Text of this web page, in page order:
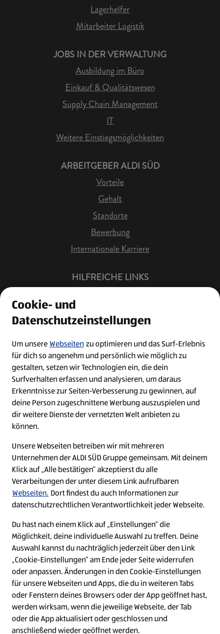
Lagerhelfer
Mitarbeiter Logistik
JOBS IN DER VERWALTUNG
Ausbildung im Büro
Einkauf & Qualitätswesen
Supply Chain Management
IT
Weitere Einstiegsmöglichkeiten
ARBEITGEBER ALDI SÜD
Vorteile
Gehalt
Standorte
Bewerbung
Internationale Karriere
HILFREICHE LINKS
Job Benachrichtigung
Bewerberkonto
Leichte Sprache
Kontakt
W
i
r
d
a
u
f
W
i
r
d
a
u
f
W
i
r
d
a
u
f
W
i
r
d
a
Cookie - Liste
Datenschutz
Cookie- und
Datenschutzeinstellungen
Um unsereWebseitenzu optimieren und das Surf-Erlebnis
für dich so angenehm und persönlich wie möglich zu
gestalten, setzen wir Technologien ein, die dein
Surfverhalten erfassen und analysieren, um daraus
Erkenntnisse zur Seiten-Verbesserung zu gewinnen, auf
deine Person zugeschnittene Werbung auszuspielen und
dir weitere Dienste der vernetzten Welt anbieten zu
können.
Unsere Webseiten betreiben wir mit mehreren
Unternehmen der ALDI SÜD Gruppe gemeinsam. Mit deinem
Klick auf „Alle bestätigen“ akzeptierst du alle
Verarbeitungen der unter diesem Link aufrufbaren
Webseiten. Dort findest du auch Informationen zur
datenschutzrechtlichen Verantwortlichkeit jeder Webseite.
Du hast nach einem Klick auf „Einstellungen“ die
Möglichkeit, deine individuelle Auswahl zu treffen. Deine
Auswahl kannst du nachträglich jederzeit über den Link
„Cookie-Einstellungen“ am Ende jeder Seite widerrufen
oder anpassen. Änderungen in den Cookie-Einstellungen
für unsere Webseiten und Apps, die du in weiteren Tabs
oder Fenstern deines Browsers oder der App geöffnet hast,
werden wirksam, wenn die jeweilige Webseite, der Tab
oder die App aktualisiert oder geschlossen und
anschließend wieder geöffnet werden.